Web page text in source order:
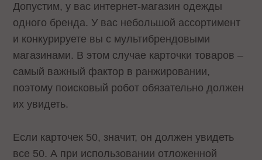
Допустим, у вас интернет-магазин одежды
одного бренда. У вас небольшой ассортимент
и конкурируете вы с мультибрендовыми
магазинами. В этом случае карточки товаров –
самый важный фактор в ранжировании,
поэтому поисковый робот обязательно должен
их увидеть.
Если карточек 50, значит, он должен увидеть
все 50. А при использовании отложенной